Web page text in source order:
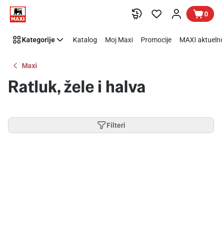
Preskoči link 0
Kategorije Katalog Moj Maxi Promocije MAXI
Maxi
Ratluk, žele i halva
Filteri